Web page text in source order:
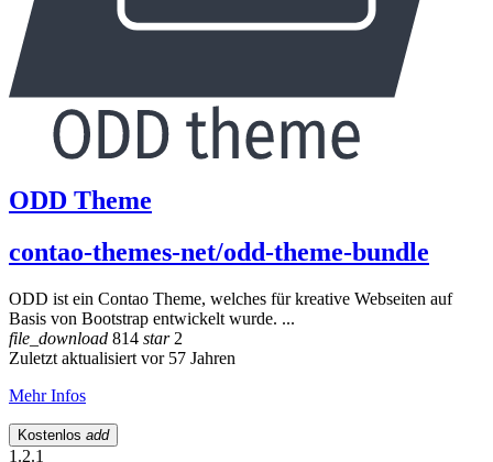
ODD Theme
contao-themes-net/odd-theme-bundle
ODD ist ein Contao Theme, welches für kreative Webseiten auf
Basis von Bootstrap entwickelt wurde. ...
file_download 814 star2
Zuletzt aktualisiert vor 57 Jahren
Mehr Infos
Kostenlos add
1.2.1